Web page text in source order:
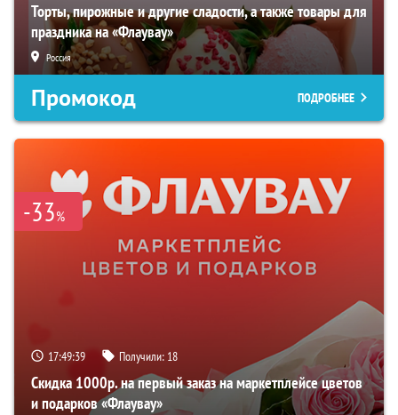
Торты, пирожные и другие сладости, а также товары для
праздника на «Флаувау»
Россия
Промокод ПОДРОБНЕЕ
-33%
17:49:38 Получили: 18
Скидка 1000р. на первый заказ на маркетплейсе цветов
и подарков «Флаувау»